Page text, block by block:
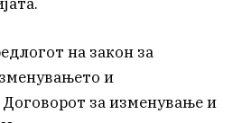
на закон за
и
за изменување и